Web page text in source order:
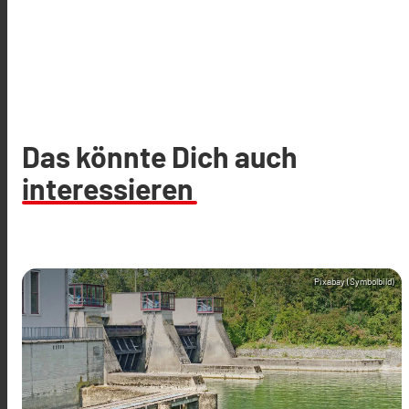
Das könnte Dich auch
interessieren
Pixabay (Symbolbild)